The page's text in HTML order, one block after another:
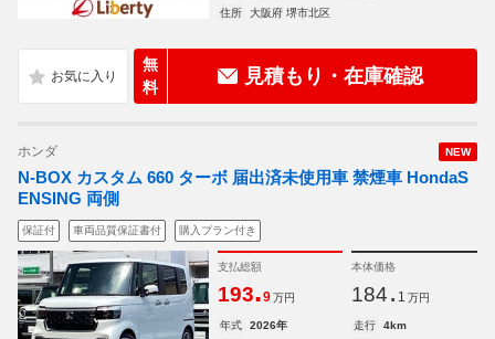
住所
大阪府 堺市北区
無
料
見積もり・在庫確認
NEW
ホンダ
N-BOX カスタム 660 ターボ 届出済未使用車 禁煙車 HondaS
ENSING 両側
保証付 車両品質保証書付 購入プラン付き
支払総額
193.9 万円
本体価格
184. 1 万円
年式 2026年 走行
4km